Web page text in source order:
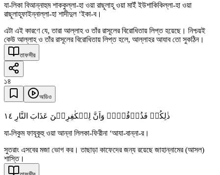
যা-লিকা বিআন্নাহুম শাককুল্লা-হা ওয়া রাছূলাহূ ওয়া মাইঁ ইউশাকিকিল্লা-হা ওয়া
রাছূলাহূফাইন্নাল্লা-হা শাদীদুল ‘ইকা-ব।
এটা এই কারণে যে, তারা আল্লাহ ও তাঁর রাসূলের বিরোধিতায় লিপ্ত হয়েছে। নিশ্চয়ই
কেউ আল্লাহ ও তাঁর রাসূলের বিরোধিতায় লিপ্ত হলে, আল্লাহর আযাব তো সুকঠিন।
তাফসীর
১৪
অডিও
ذٰلِکُمۡ فَذُوۡقُوۡہُ وَاَنَّ لِلۡکٰفِرِیۡنَ عَذَابَ النَّارِ ١٤
যা-লিকুম ফাযূকূহু ওয়া আন্না লিলকা-ফিরীনা ‘আযা-বান্না-র।
সুতরাং এসবের মজা ভোগ কর। তাছাড়া কাফেদের জন্য রয়েছে জাহান্নামের (আসল)
শাস্তি।